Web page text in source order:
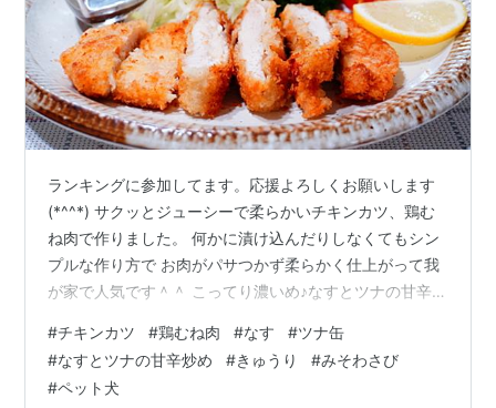
ランキングに参加してます。応援よろしくお願いします
(*^^*) サクッとジューシーで柔らかいチキンカツ、鶏む
ね肉で作りました。 何かに漬け込んだりしなくてもシン
プルな作り方で お肉がパサつかず柔らかく仕上がって我
が家で人気です＾＾ こってり濃いめ♪なすとツナの甘辛炒
カツ ・なすとツナの甘辛炒め ・きゅうりのみそわさびあ
え ・豆腐とまいたけ、青菜のみそ汁 ・ごはん 🥦チキン
カツ 今日はとんかつソースでいただきました。 １ 鶏む
#チキンカツ #鶏むね肉 #なす #ツナ缶
#なすとツナの甘辛炒め #きゅうり #みそわさび
#ペット犬